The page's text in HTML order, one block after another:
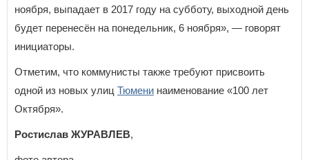
ноября, выпадает в 2017 году на субботу, выходной день
будет перенесён на понедельник, 6 ноября», — говорят
инициаторы.
Отметим, что коммунисты также требуют присвоить
одной из новых улиц Тюмени наименование «100 лет
Октября».
Ростислав ЖУРАВЛЕВ,